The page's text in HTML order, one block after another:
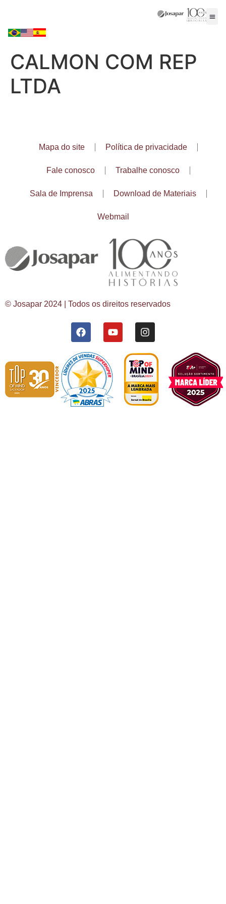
CALMON COM REP
LTDA
Mapa do site Política de privacidade
Fale conosco Trabalhe conosco
Sala de Imprensa Download de Materiais
Webmail
© Josapar 2024 | Todos os direitos reservados